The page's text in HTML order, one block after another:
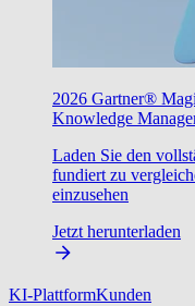
2026 Gartner®
Knowledge
Laden Sie den
fundiert zu
einzusehen
Jetzt herunterladen
KI-PlattformKunden